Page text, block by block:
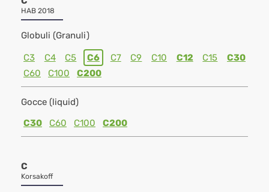
HAB 2018
Globuli (Granuli)
C3 C4 C5 C6 C7 C9 C10 C12 C15
C30
C60
C100 C200
Gocce (liquid)
C30
C60 C100 C200
C
Korsakoff